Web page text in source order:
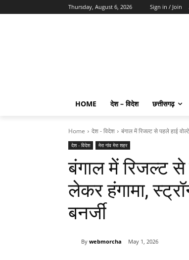
Thursday, August 6, 2026 Sign in / Join
HOME देश – विदेश छत्तीसगढ़
Home देश - विदेश बंगाल में रिजल्ट से पहले हाई
देश - विदेश मेरा गांव मेरा शहर
बंगाल में रिजल्ट से
लेकर हंगामा,
बनर्जी
By webmorcha May 1, 2026